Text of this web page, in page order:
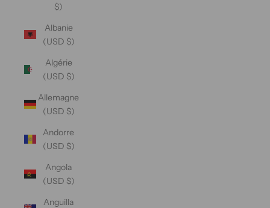
$)
Albanie
(USD $)
Algérie
(USD $)
Allemagne
(USD $)
Andorre
(USD $)
Angola
(USD $)
Anguilla